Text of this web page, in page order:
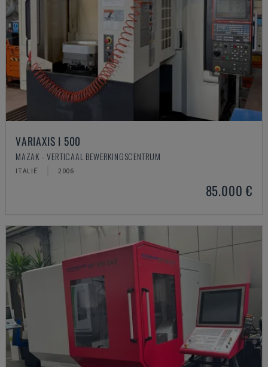
VARIAXIS I 500
MAZAK - VERTICAAL BEWERKINGSCENTRUM
ITALIË 2006
85.000 €